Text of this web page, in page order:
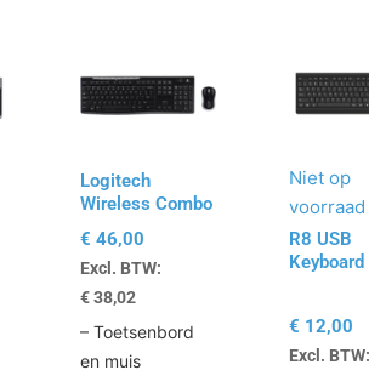
Logitech
Wireless Combo
MK270
€ 46,00
Excl. BTW:
€38,02
– Toetsenbord
en muis
Niet op
voorraad
R8 USB
Keyboard
€ 12,00
Excl.